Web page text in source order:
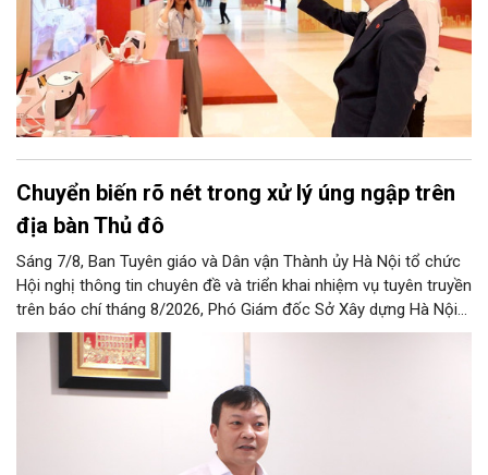
Chuyển biến rõ nét trong xử lý úng ngập trên
địa bàn Thủ đô
Sáng 7/8, Ban Tuyên giáo và Dân vận Thành ủy Hà Nội tổ chức
Hội nghị thông tin chuyên đề và triển khai nhiệm vụ tuyên truyền
trên báo chí tháng 8/2026, Phó Giám đốc Sở Xây dựng Hà Nội
Trương Hải Long đã thông tin về việc tổ chức triển khai thực
hiện các giải pháp về xử lý úng ngập trên địa bàn thành phố.